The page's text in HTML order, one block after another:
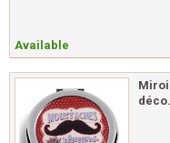
Available